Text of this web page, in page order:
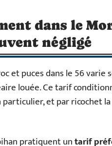
dans le
négligé
et puces dans le 56 varie
louée. Ce tarif
et par ricochet
pratiquent untarif